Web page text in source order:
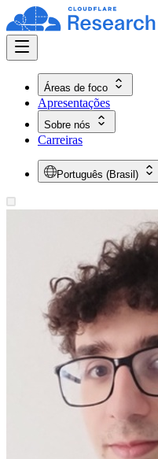
Áreas de foco
Apresentações
Sobre nós
Carreiras
Português (Brasil)